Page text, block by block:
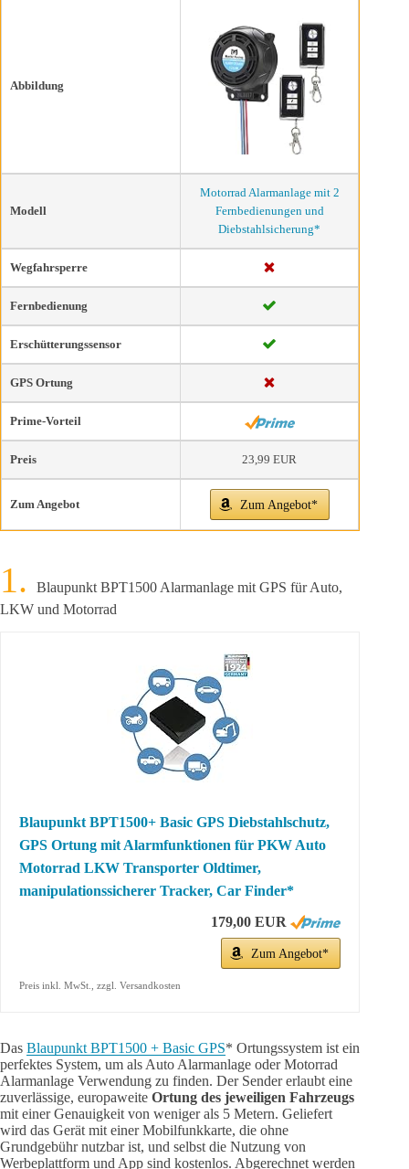
Abbildung
Modell
Motorrad Alarmanlage mit 2
Fernbedienungen und
Diebstahlsicherung*
Wegfahrsperre
Fernbedienung
Erschütterungssensor
GPS Ortung
Prime-Vorteil
Preis 23,99 EUR
Zum Angebot Zum Angebot*
Blaupunkt BPT1500 Alarmanlage mit GPS für Auto,
LKW und Motorrad
Blaupunkt BPT1500+ Basic GPS Diebstahlschutz,
GPS Ortung mit Alarmfunktionen für PKW Auto
Motorrad LKW Transporter Oldtimer,
manipulationssicherer Tracker, Car Finder*
179,00 EUR
Zum Angebot*
Preis inkl. MwSt., zzgl. Versandkosten
Das Blaupunkt BPT1500 + Basic GPS* Ortungssystem ist ein
perfektes System, um als Auto Alarmanlage oder Motorrad
Alarmanlage Verwendung zu finden. Der Sender erlaubt eine
zuverlässige, europaweite Ortung des jeweiligen Fahrzeugs
mit einer Genauigkeit von weniger als 5 Metern. Geliefert
wird das Gerät mit einer Mobilfunkkarte, die ohne
Grundgebühr nutzbar ist, und selbst die Nutzung von
Werbeplattform und App sind kostenlos. Abgerechnet werden